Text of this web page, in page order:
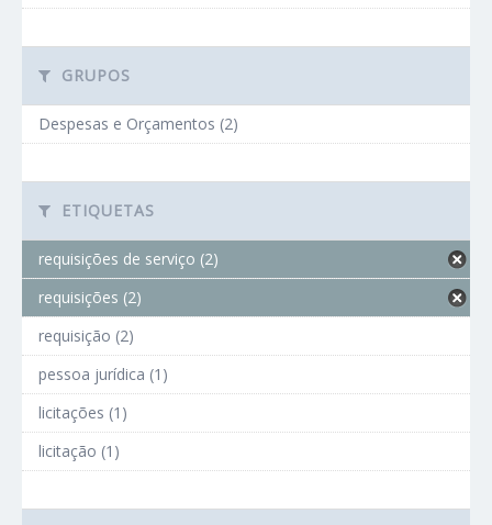
GRUPOS
Despesas e Orçamentos (2)
ETIQUETAS
requisições de serviço (2)
requisições (2)
requisição (2)
pessoa jurídica (1)
licitações (1)
licitação (1)